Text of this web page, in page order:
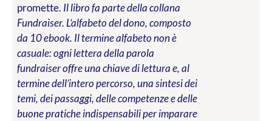
promette. Il libro fa parte della collana
Fundraiser. L’alfabeto del dono, composto
da 10 ebook. Il termine alfabeto non è
casuale: ogni lettera della parola
fundraiser offre una chiave di lettura e, al
termine dell’intero percorso, una sintesi dei
temi, dei passaggi, delle competenze e delle
buone pratiche indispensabili per imparare